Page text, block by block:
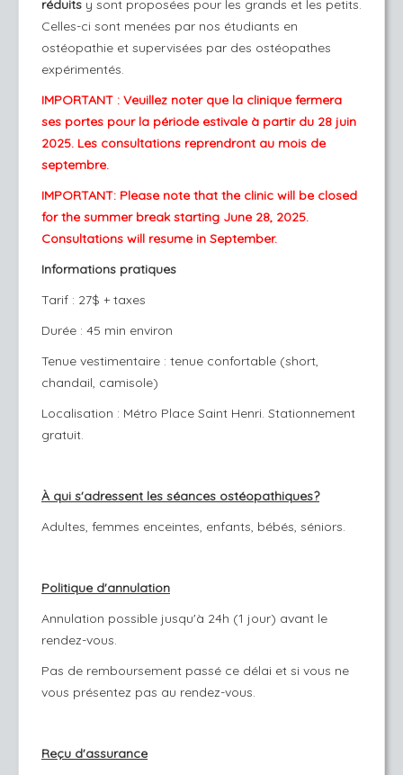
réduits y sont proposées pour les grands et les petits.
Celles-ci sont menées par nos étudiants en
ostéopathie et supervisées par des ostéopathes
expérimentés.
IMPORTANT : Veuillez noter que la clinique fermera
ses portes pour la période estivale à partir du 28 juin
2025. Les consultations reprendront au mois de
septembre.
IMPORTANT: Please note that the clinic will be closed
for the summer break starting June 28, 2025.
Consultations will resume in September.
Informations pratiques
Tarif : 27$ + taxes
Durée : 45 min environ
Tenue vestimentaire : tenue confortable (short,
chandail, camisole)
Localisation : Métro Place Saint Henri. Stationnement
gratuit.
À qui s'adressent les séances ostéopathiques?
Adultes, femmes enceintes, enfants, bébés, séniors.
Politique d'annulation
Annulation possible jusqu'à 24h (1 jour) avant le
rendez-vous.
Pas de remboursement passé ce délai et si vous ne
vous présentez pas au rendez-vous.
Reçu d'assurance